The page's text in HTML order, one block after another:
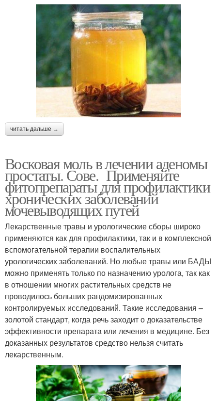
читать дальше →
Восковая моль в лечении аденомы
простаты. Сове. Применяйте
фитопрепараты для профилактики
хронических заболеваний
мочевыводящих путей
Лекарственные травы и урологические сборы широко
применяются как для профилактики, так и в комплексной
вспомогательной терапии воспалительных
урологических заболеваний. Но любые травы или БАДЫ
можно применять только по назначению уролога, так как
в отношении многих растительных средств не
проводилось больших рандомизированных
контролируемых исследований. Такие исследования –
золотой стандарт, когда речь заходит о доказательстве
эффективности препарата или лечения в медицине. Без
доказанных результатов средство нельзя считать
лекарственным.